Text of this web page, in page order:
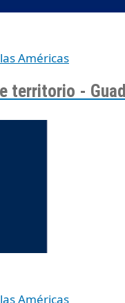
Américas
territorio -
Américas